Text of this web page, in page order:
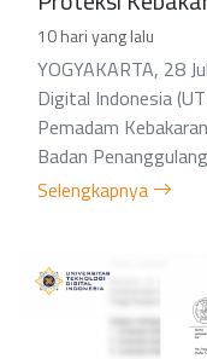
10 hari yang lalu
YOGYAKARTA, 28
Digital Indonesia
Pemadam
Badan
Selengkapnya